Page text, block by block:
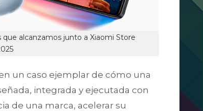
alcanzamos junto a Xiaomi Store
un caso ejemplar de cómo una
integrada y ejecutada con
de una marca, acelerar su